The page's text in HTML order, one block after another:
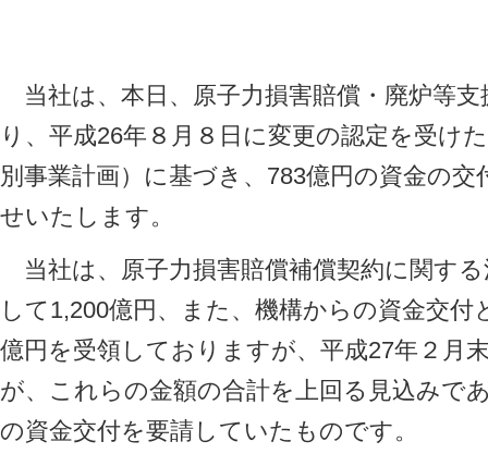
当社は、本日、原子力損害賠償・廃炉等支
り、平成26年８月８日に変更の認定を受け
別事業計画）に基づき、783億円の資金の
せいたします。
当社は、原子力損害賠償補償契約に関す
して1,200億円、また、機構からの資金交
億円を受領しておりますが、平成27年２月
が、これらの金額の合計を上回る見込みで
の資金交付を要請していたものです。